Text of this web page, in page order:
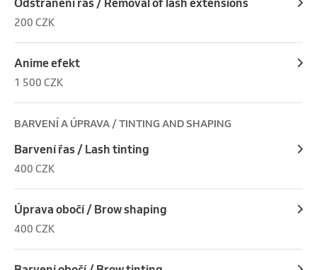
200 CZK
Anime efekt
1 500 CZK
BARVENÍ A ÚPRAVA / TINTING AND SHAPING
Barvení řas / Lash tinting
400 CZK
Úprava obočí / Brow shaping
400 CZK